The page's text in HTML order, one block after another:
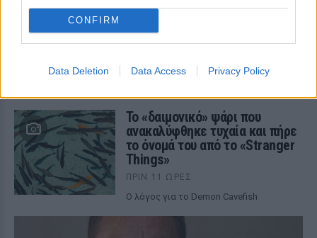
CONFIRM
Data Deletion Data Access Privacy Policy
όνομα: Η σειρά που
εξακολουθεί να σαρώνει στις
επαναλήψεις
Το τηλεοπτικό φαινόμενο που βλέπουμε
Το «δαιμονικό» ψάρι που
ανακαλύφθηκε τυχαία και πήρε
το όνομά του από το «Stranger
Things»
ΠΡΙΝ 11 ΏΡΕΣ
Ο λόγος για το Demon Cavefish